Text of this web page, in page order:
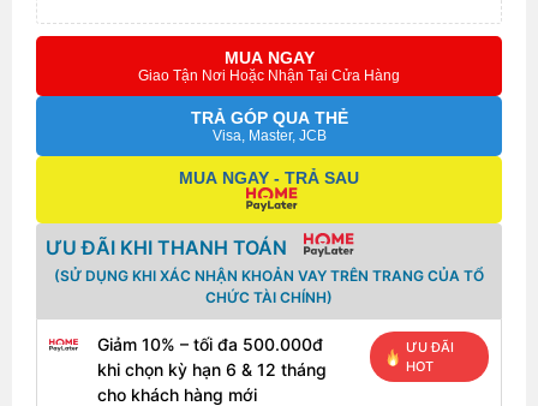
MUA NGAY
Giao Tận Nơi Hoặc Nhận Tại Cửa Hàng
TRẢ GÓP QUA THẺ
Visa, Master, JCB
MUA NGAY - TRẢ SAU
ƯU ĐÃI KHI THANH TOÁN
(SỬ DỤNG KHI XÁC NHẬN KHOẢN VAY TRÊN TRANG CỦA TỔ
CHỨC TÀI CHÍNH)
Giảm 10% – tối đa 500.000đ
khi chọn kỳ hạn 6 & 12 tháng
cho khách hàng mới
ƯU ĐÃI
HOT